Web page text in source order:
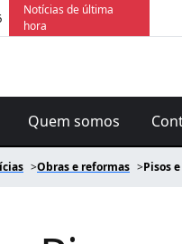
Notícias de última
hora
Quem somos
Obras e reformas Pisos